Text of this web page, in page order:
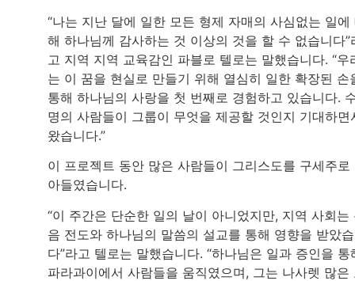
“나는 지난 달에 일한 모든 형제 자매의 사심없는 일에
해 하나님께 감사하는 것 이상의 것을 할 수 없습니다”
고 지역 지역 교육감인 파블로 텔로는 말했습니다. “우
는 이 꿈을 현실로 만들기 위해 열심히 일한 확장된 손
통해 하나님의 사랑을 첫 번째로 경험하고 있습니다.
명의 사람들이 그룹이 무엇을 제공할 것인지 기대하면
왔습니다.”
이 프로젝트 동안 많은 사람들이 그리스도를 구세주로
아들였습니다.
“이 주간은 단순한 일의 날이 아니었지만, 지역 사회는
음 전도와 하나님의 말씀의 설교를 통해 영향을 받았
다”라고 텔로는 말했습니다. “하나님은 일과 증인을 통
파라과이에서 사람들을 움직였으며, 그는 나사렛 많은